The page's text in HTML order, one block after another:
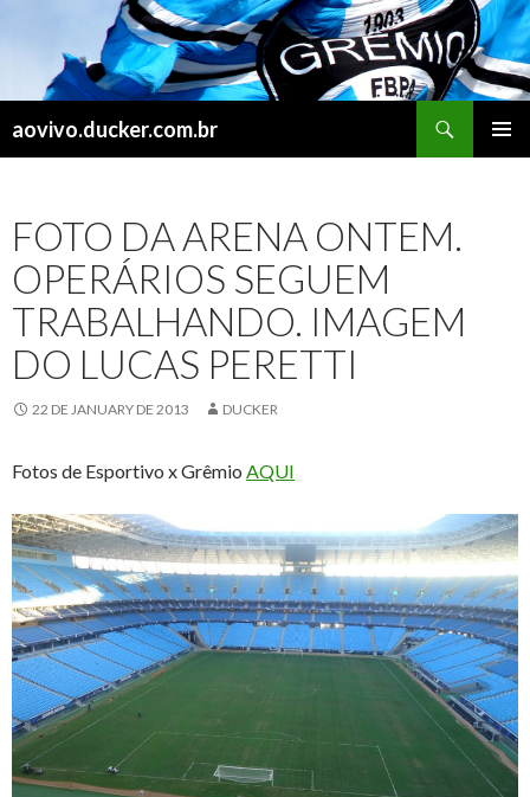
aovivo.ducker.com.br
FOTO DA ARENA ONTEM.
OPERÁRIOS SEGUEM
TRABALHANDO. IMAGEM
DO LUCAS PERETTI
22 DE JANUARY DE 2013 DUCKER
Fotos de Esportivo x Grêmio AQUI